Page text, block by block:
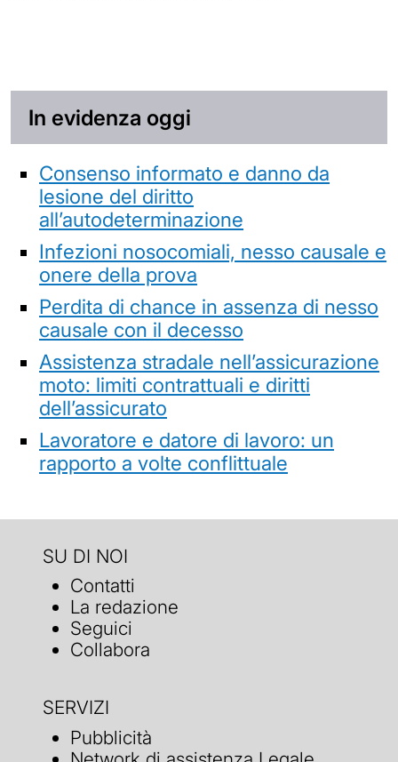
In evidenza oggi
Consenso informato e danno da
lesione del diritto
all’autodeterminazione
Infezioni nosocomiali, nesso causale e
onere della prova
Perdita di chance in assenza di nesso
causale con il decesso
Assistenza stradale nell’assicurazione
moto: limiti contrattuali e diritti
dell’assicurato
Lavoratore e datore di lavoro: un
rapporto a volte conflittuale
SU DI NOI
Contatti
La redazione
Seguici
Collabora
SERVIZI
Pubblicità